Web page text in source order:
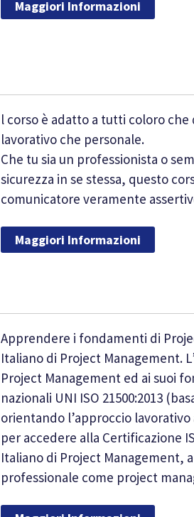
Maggiori Informazioni
l corso è adatto a tutti coloro
lavorativo che personale.
Che tu sia un professionista o
sicurezza in se stessa, questo
comunicatore veramente
Maggiori Informazioni
Apprendere i fondamenti di
Italiano di Project Management.
Project Management ed ai suoi
nazionali UNI ISO 21500:2013
orientando l’approccio
per accedere alla Certificazione
Italiano di Project Management,
professionale come project